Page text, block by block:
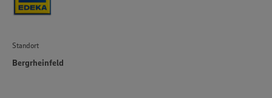
Standort
Bergrheinfeld